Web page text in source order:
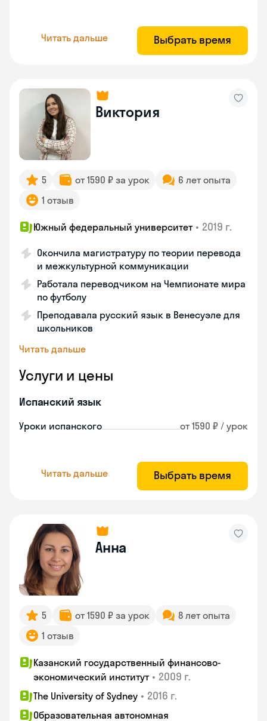
Читать дальше Выбрать время
Виктория
5 от 1590 ₽ за урок
6 лет опыта
1 отзыв
Южный федеральный университет • 2019 г.
Окончила магистратуру по теории перевода
и межкультурной коммуникации
Работала переводчиком на Чемпионате мира
по футболу
Преподавала русский язык в Венесуэле для
школьников
Читать дальше
Услуги и цены
Испанский язык
Уроки испанского от 1590 ₽ / урок
Читать дальше Выбрать время
Анна
5 от 1590 ₽ за урок
8 лет опыта
1 отзыв
Казанский государственный финансово-
экономический институт • 2009 г.
The University of Sydney • 2016 г.
Образовательная автономная